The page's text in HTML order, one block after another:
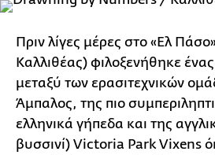
Πριν λίγες μέρες στο «Ελ
Καλλιθέας) φιλοξενήθηκε
μεταξύ των ερασιτεχνικών
Άμπαλος, της πιο
ελληνικά γήπεδα και της
βυσσινί) Victoria Park Vixens